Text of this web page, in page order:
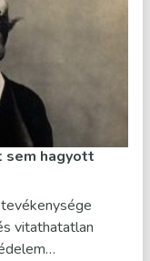
sem hagyott
vitathatatlan